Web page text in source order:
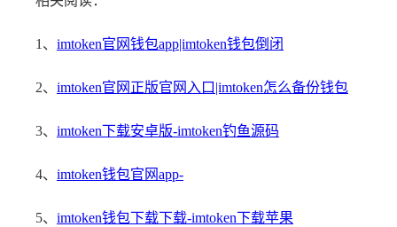
1、 imtoken官网钱包app|imtoken钱包倒闭
2、 imtoken官网正版官网入口|imtoken怎么备份钱包
3、 imtoken下载安卓版-imtoken钓鱼源码
4、 imtoken钱包官网app-
5、 imtoken钱包下载下载-imtoken下载苹果